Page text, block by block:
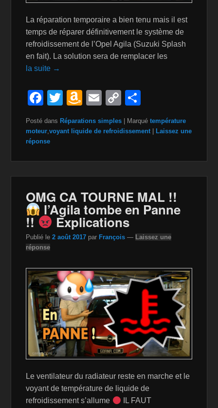
La réparation temporaire a bien tenu mais il est
temps de réparer définitivement le système de
refroidissement de l’Opel Agila (Suzuki Splash
en fait). La solution sera de remplacer les
la suite →
F
a
c
e
b
o
o
k
T
wi
tt
A
m
a
o
n
W
is
h
Li
E
m
ail
C
o
p
Li
n
k
ar
ta
er
Posté dans Réparations simples Marqué température
moteur,voyant liquide de refroidissement
Laissez une
réponse
OMG CA TOURNE MAL !!
l’Agila tombe en Panne
!! Explications
Publié le2 août 2017 par François — Laissez une
réponse
Le ventilateur du radiateur reste en marche et le
voyant de température de liquide de
refroidissement s’allume
IL FAUT